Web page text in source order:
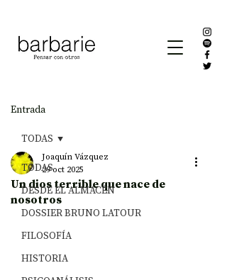
Entrada
TODAS
DESDE EL ALMACÉN
DOSSIER BRUNO LATOUR
FILOSOFÍA
HISTORIA
TODAS
Un dios terrible que nace de
nosotros
Joaquín Vázquez
29 oct 2025